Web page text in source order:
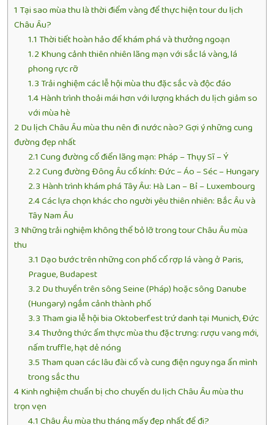
1 Tại sao mùa thu là thời điểm vàng để thực hiện tour du lịch
Châu Âu?
1.1 Thời tiết hoàn hảo để khám phá và thưởng ngoạn
1.2 Khung cảnh thiên nhiên lãng mạn với sắc lá vàng, lá
phong rực rỡ
1.3Trải nghiệm các lễ hội mùa thu đặc sắc và độc đáo
1.4Hành trình thoải mái hơn với lượng khách du lịch giảm so
với mùa hè
2 Du lịch Châu Âu mùa thu nên đi nước nào? Gợi ý những cung
đường đẹp nhất
2.1 Cung đường cổ điển lãng mạn: Pháp – Thụy Sĩ – Ý
2.2Cung đường Đông Âu cổ kính: Đức – Áo – Séc – Hungary
2.3 Hành trình khám phá Tây Âu: Hà Lan – Bỉ – Luxembourg
2.4Các lựa chọn khác cho người yêu thiên nhiên: Bắc Âu và
Tây Nam Âu
3 Những trải nghiệm không thể bỏ lỡ trong tour Châu Âu mùa
thu
3.1 Dạo bước trên những con phố cổ rợp lá vàng ở Paris,
Prague, Budapest
3.2 Du thuyền trên sông Seine (Pháp) hoặc sông Danube
(Hungary) ngắm cảnh thành phố
3.3Tham gia lễ hội bia Oktoberfest trứ danh tại Munich, Đức
3.4Thưởng thức ẩm thực mùa thu đặc trưng: rượu vang mới,
nấm truffle, hạt dẻ nóng
3.5Tham quan các lâu đài cổ và cung điện nguy nga ẩn mình
trong sắc thu
4Kinh nghiệm chuẩn bị cho chuyến du lịch Châu Âu mùa thu
trọn vẹn
4.1 Châu Âu mùa thu tháng mấy đẹp nhất để đi?